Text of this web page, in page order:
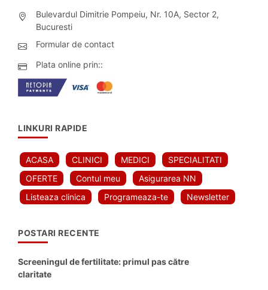
Bulevardul Dimitrie Pompeiu, Nr. 10A, Sector 2,
Bucuresti
Formular de contact
Plata online prin::
LINKURI RAPIDE
ACASA CLINICI MEDICI
SPECIALITATI
OFERTE
Contul meu
Asigurarea NN
Listeaza clinica
Programeaza-te Newsletter
POSTARI RECENTE
Screeningul de fertilitate: primul pas către
claritate